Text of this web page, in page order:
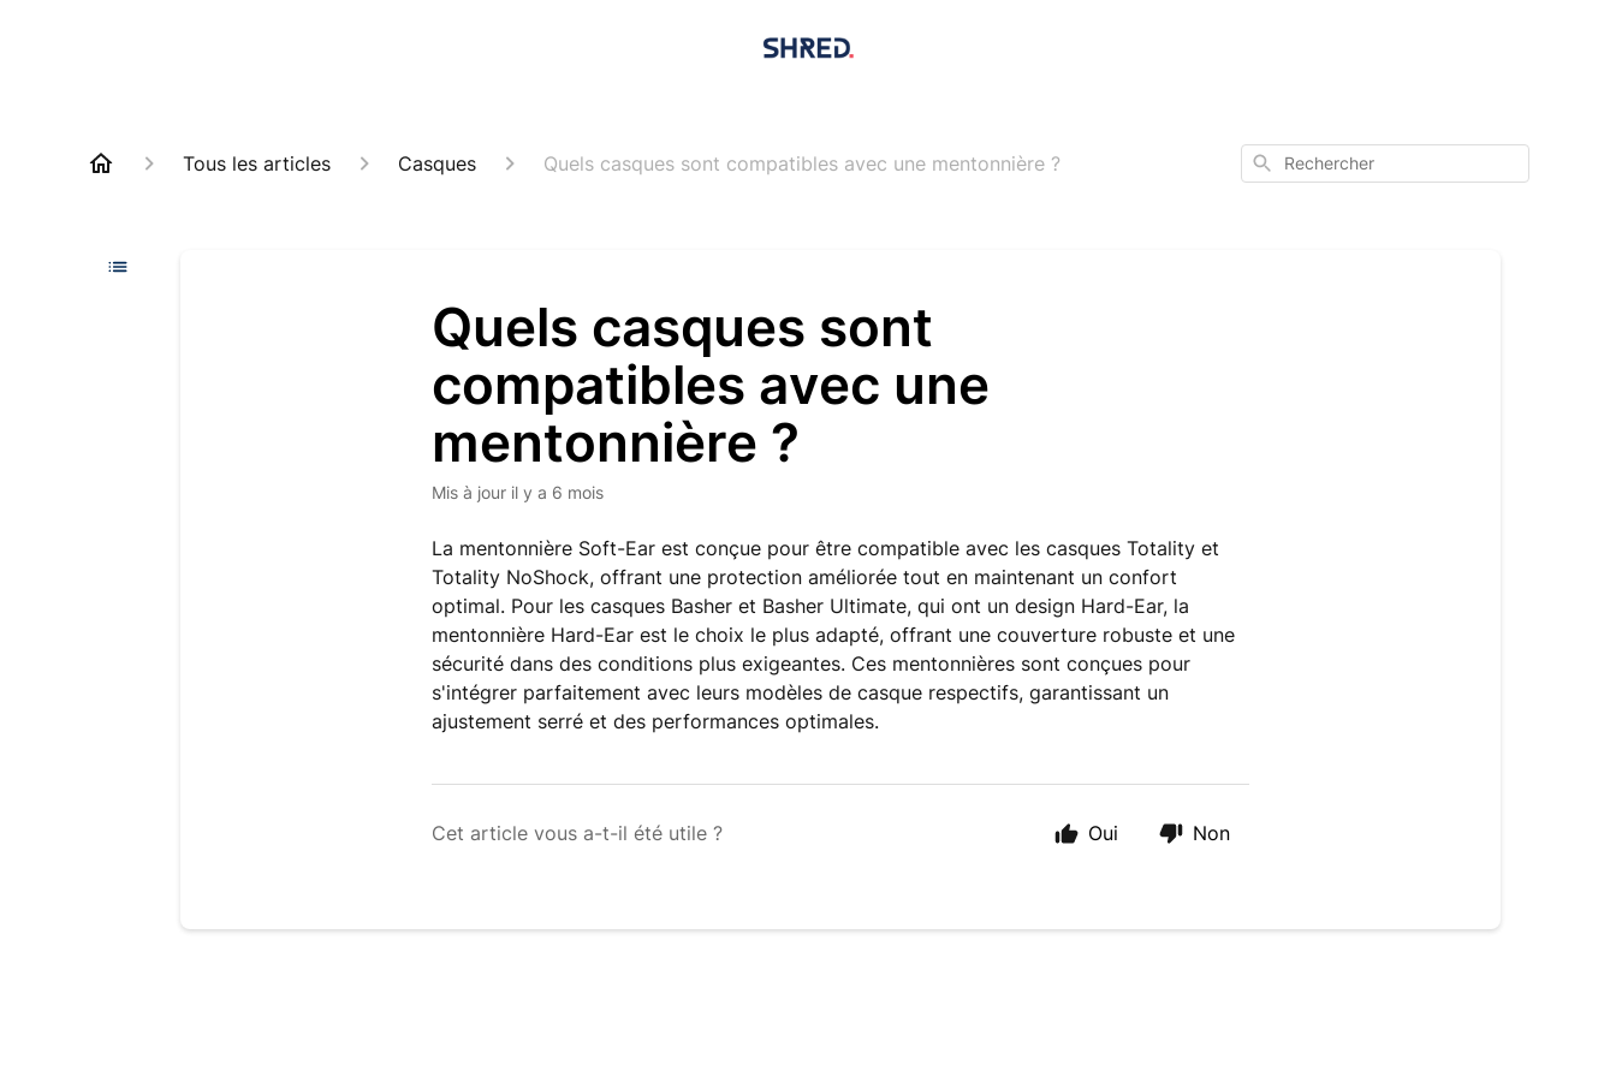
Tous les articles Casques Quels casques sont compatibles avec une mentonnière ? Rechercher
Quels casques sont
compatibles avec une
mentonnière ?
Mis à jour il y a 6 mois
La mentonnière Soft-Ear est conçue pour être compatible avec les casques Totality et
Totality NoShock, offrant une protection améliorée tout en maintenant un confort
optimal. Pour les casques Basher et Basher Ultimate, qui ont un design Hard-Ear, la
mentonnière Hard-Ear est le choix le plus adapté, offrant une couverture robuste et une
sécurité dans des conditions plus exigeantes. Ces mentonnières sont conçues pour
s'intégrer parfaitement avec leurs modèles de casque respectifs, garantissant un
ajustement serré et des performances optimales.
Cet article vous a-t-il été utile ? Oui Non